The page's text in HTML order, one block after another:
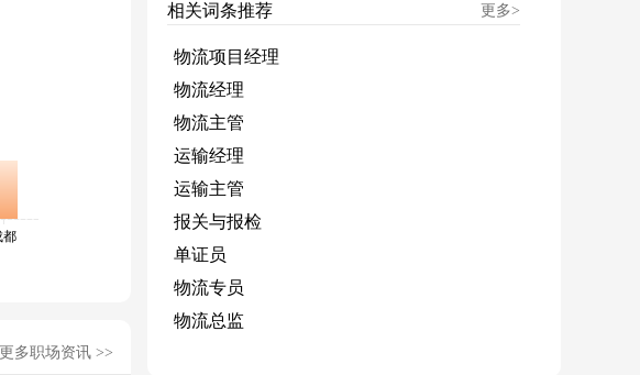
更多职场资讯 >>
相关词条推荐 更多>
物流项目经理
物流经理
物流主管
运输经理
运输主管
报关与报检
单证员
物流专员
物流总监